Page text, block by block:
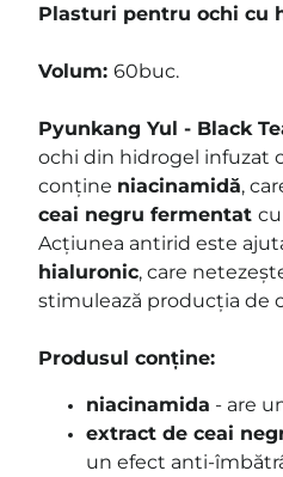
Plasturi pentru ochi cu
Volum: 60buc.
Pyunkang Yul - Black
ochi din hidrogel infuzat
conține niacinamidă,
ceai negru fermentat
Acțiunea antirid este
hialuronic, care
stimulează producția de
Produsul conține:
niacinamida - are
extract de ceai
un efect anti-